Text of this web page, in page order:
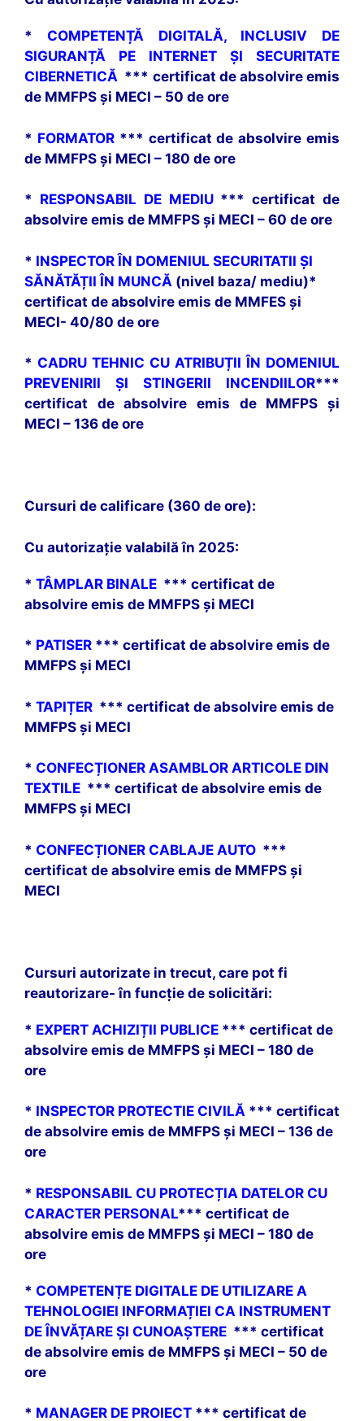
* COMPETENȚĂ DIGITALĂ, INCLUSIV DE
SIGURANȚĂ PE INTERNET ȘI SECURITATE
CIBERNETICĂ *** certificat de absolvire emis
de MMFPS și MECI – 50 de ore
* FORMATOR*** certificat de absolvire emis
de MMFPS și MECI – 180 de ore
* RESPONSABIL DE MEDIU*** certificat de
absolvire emis de MMFPS și MECI – 60 de ore
* INSPECTOR ÎN DOMENIUL SECURITATII ȘI
SĂNĂTĂȚII ÎN MUNCĂ (nivel baza/ mediu)*
certificat de absolvire emis de MMFES și
MECI- 40/80 de ore
* CADRU TEHNIC CU ATRIBUȚII ÎN DOMENIUL
PREVENIRII ȘI STINGERII INCENDIILOR***
certificat de absolvire emis de MMFPS și
MECI – 136 de ore
Cursuri de calificare (360 de ore):
Cu autorizație valabilă în 2025:
* TÂMPLAR BINALE *** certificat de
absolvire emis de MMFPS și MECI
* PATISER *** certificat de absolvire emis de
MMFPS și MECI
* TAPIȚER *** certificat de absolvire emis de
MMFPS și MECI
* CONFECȚIONER ASAMBLOR ARTICOLE DIN
TEXTILE *** certificat de absolvire emis de
MMFPS și MECI
* CONFECȚIONER CABLAJE AUTO ***
certificat de absolvire emis de MMFPS și
MECI
Cursuri autorizate in trecut, care pot fi
reautorizare- în funcție de solicitări:
* EXPERT ACHIZIȚII PUBLICE *** certificat de
absolvire emis de MMFPS și MECI – 180 de
ore
* INSPECTOR PROTECTIE CIVILĂ *** certificat
de absolvire emis de MMFPS și MECI – 136 de
ore
* RESPONSABIL CU PROTECȚIA DATELOR CU
CARACTER PERSONAL*** certificat de
absolvire emis de MMFPS și MECI – 180 de
ore
* COMPETENȚE DIGITALE DE UTILIZARE A
TEHNOLOGIEI INFORMAȚIEI CA INSTRUMENT
DE ÎNVĂȚARE ȘI CUNOAȘTERE *** certificat
de absolvire emis de MMFPS și MECI – 50 de
ore
* MANAGER DE PROIECT *** certificat de